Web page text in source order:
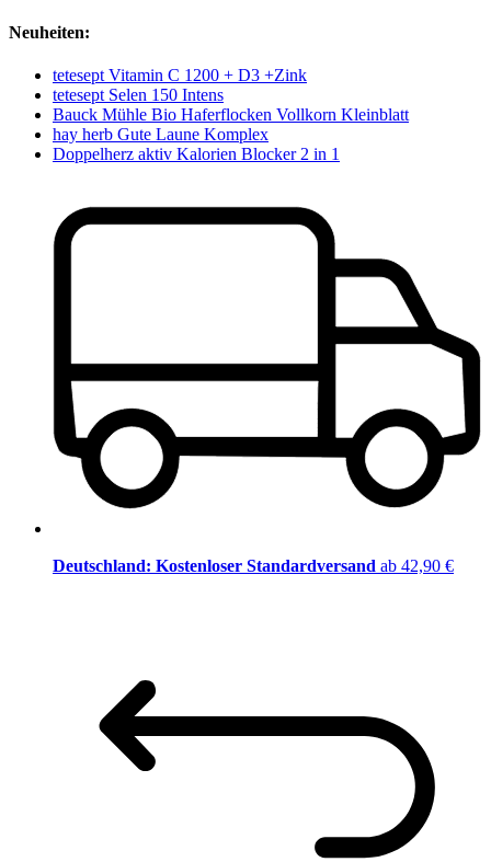
Neuheiten:
tetesept Vitamin C 1200 + D3 +Zink
tetesept Selen 150 Intens
Bauck Mühle Bio Haferflocken Vollkorn Kleinblatt
hay herb Gute Laune Komplex
Doppelherz aktiv Kalorien Blocker 2 in 1
Deutschland: Kostenloser Standardversand ab 42,90 €